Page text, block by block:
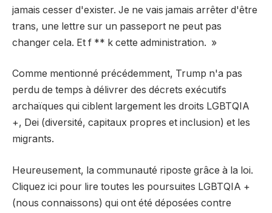
jamais cesser d'exister. Je ne vais jamais arrêter d'être
trans, une lettre sur un passeport ne peut pas
changer cela. Et f ** k cette administration. »
Comme mentionné précédemment, Trump n'a pas
perdu de temps à délivrer des décrets exécutifs
archaïques qui ciblent largement les droits LGBTQIA
+, Dei (diversité, capitaux propres et inclusion) et les
migrants.
Heureusement, la communauté riposte grâce à la loi.
Cliquez ici pour lire toutes les poursuites LGBTQIA +
(nous connaissons) qui ont été déposées contre